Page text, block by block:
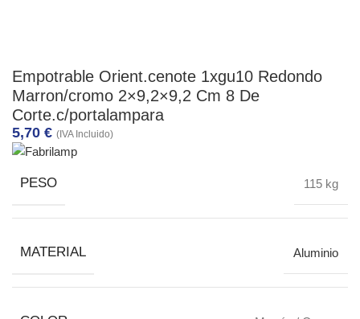
Empotrable Orient.cenote 1xgu10 Redondo
Marron/cromo 2×9,2×9,2 Cm 8 De
Corte.c/portalampara
5,70 € (IVA Incluido)
PESO 115 kg
MATERIAL Aluminio